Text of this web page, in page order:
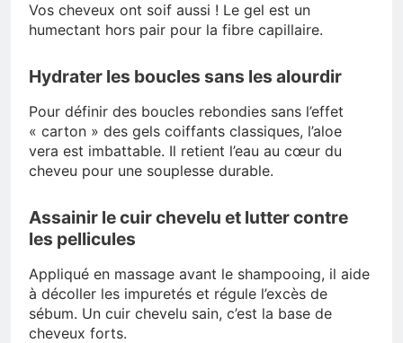
Vos cheveux ont soif aussi ! Le gel est un
humectant hors pair pour la fibre capillaire.
Hydrater les boucles sans les alourdir
Pour définir des boucles rebondies sans l’effet
« carton » des gels coiffants classiques, l’aloe
vera est imbattable. Il retient l’eau au cœur du
cheveu pour une souplesse durable.
Assainir le cuir chevelu et lutter contre
les pellicules
Appliqué en massage avant le shampooing, il aide
à décoller les impuretés et régule l’excès de
sébum. Un cuir chevelu sain, c’est la base de
cheveux forts.